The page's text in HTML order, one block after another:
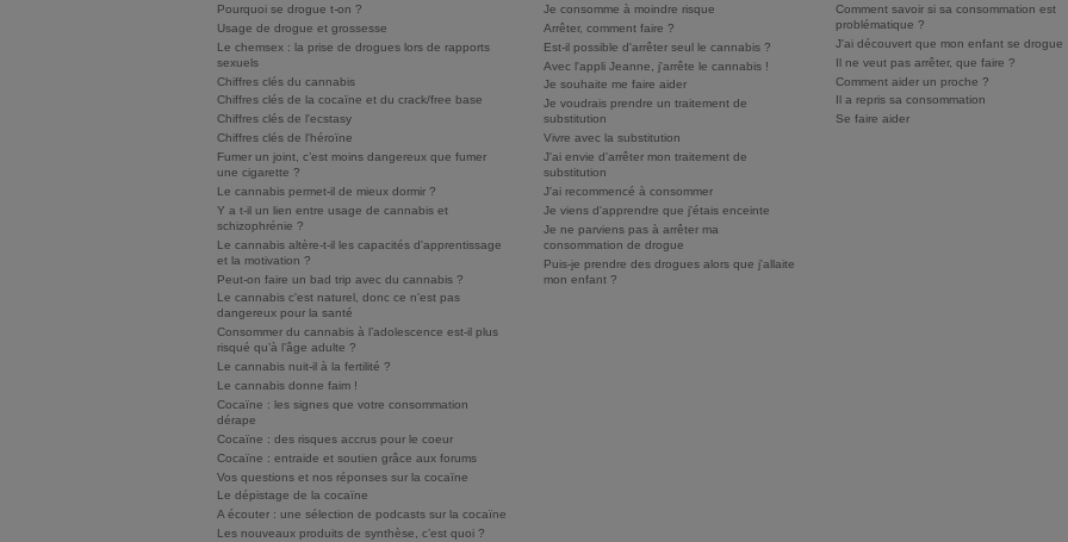
Pourquoi se drogue t-on ?
Usage de drogue et grossesse
Le chemsex : la prise de drogues lors de rapports
sexuels
Chiffres clés du cannabis
Chiffres clés de la cocaïne et du crack/free base
Chiffres clés de l'ecstasy
Chiffres clés de l'héroïne
Fumer un joint, c’est moins dangereux que fumer
une cigarette ?
Le cannabis permet-il de mieux dormir ?
Y a t-il un lien entre usage de cannabis et
schizophrénie ?
Le cannabis altère-t-il les capacités d'apprentissage
et la motivation ?
Peut-on faire un bad trip avec du cannabis ?
Le cannabis c'est naturel, donc ce n'est pas
dangereux pour la santé
Consommer du cannabis à l’adolescence est-il plus
risqué qu’à l’âge adulte ?
Le cannabis nuit-il à la fertilité ?
Le cannabis donne faim !
Cocaïne : les signes que votre consommation
dérape
Cocaïne : des risques accrus pour le coeur
Cocaïne : entraide et soutien grâce aux forums
Vos questions et nos réponses sur la cocaïne
Le dépistage de la cocaïne
A écouter : une sélection de podcasts sur la cocaïne
Les nouveaux produits de synthèse, c’est quoi ?
Je consomme à moindre risque
Arrêter, comment faire ?
Est-il possible d'arrêter seul le cannabis ?
Avec l'appli Jeanne, j'arrête le cannabis !
Je souhaite me faire aider
Je voudrais prendre un traitement de
substitution
Vivre avec la substitution
J'ai envie d'arrêter mon traitement de
substitution
J'ai recommencé à consommer
Je viens d'apprendre que j'étais enceinte
Je ne parviens pas à arrêter ma
consommation de drogue
Puis-je prendre des drogues alors que j'allaite
mon enfant ?
Comment savoir si sa consommation est
problématique ?
J'ai découvert que mon enfant se drogue
Il ne veut pas arrêter, que faire ?
Comment aider un proche ?
Il a repris sa consommation
Se faire aider